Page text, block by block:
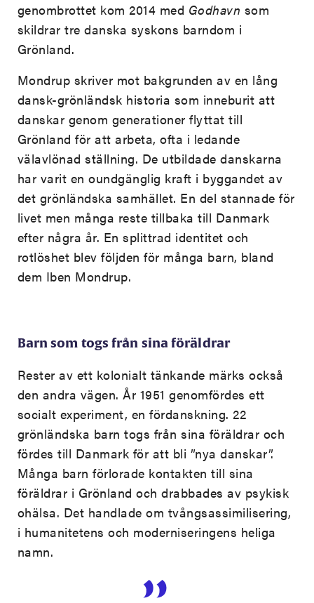
genombrottet kom 2014 med Godhavn som
skildrar tre danska syskons barndom i
Grönland.
Mondrup skriver mot bakgrunden av en lång
dansk-grönländsk historia som inneburit att
danskar genom generationer flyttat till
Grönland för att arbeta, ofta i ledande
välavlönad ställning. De utbildade danskarna
har varit en oundgänglig kraft i byggandet av
det grönländska samhället. En del stannade för
livet men många reste tillbaka till Danmark
efter några år. En splittrad identitet och
rotlöshet blev följden för många barn, bland
dem Iben Mondrup.
Barn som togs från sina föräldrar
Rester av ett kolonialt tänkande märks också
den andra vägen. År 1951 genomfördes ett
socialt experiment, en fördanskning. 22
grönländska barn togs från sina föräldrar och
fördes till Danmark för att bli ”nya danskar”.
Många barn förlorade kontakten till sina
föräldrar i Grönland och drabbades av psykisk
ohälsa. Det handlade om tvångsassimilisering,
i humanitetens och moderniseringens heliga
namn.